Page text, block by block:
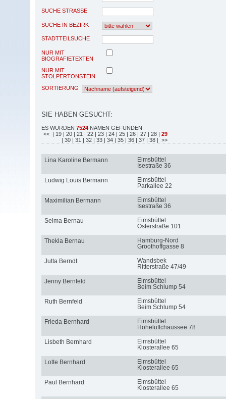
SUCHE STRASSE
SUCHE IN BEZIRK
STADTTEILSUCHE
NUR MIT
BIOGRAFIETEXTEN
NUR MIT
STOLPERTONSTEIN
SORTIERUNG
SIE HABEN GESUCHT:
ES WURDEN 7524 NAMEN GEFUNDEN
<< | 19 | 20 | 21 | 22 | 23 | 24 | 25 | 26 | 27 | 28 | 29
| 30 | 31 | 32 | 33 | 34 | 35 | 36 | 37 | 38 | >>
Lina Karoline Bermann
Eimsbüttel
Isestraße 36
Ludwig Louis Bermann
Eimsbüttel
Parkallee 22
Maximilian Bermann
Eimsbüttel
Isestraße 36
Selma Bernau
Eimsbüttel
Osterstraße 101
Thekla Bernau
Hamburg-Nord
Groothoffgasse 8
Jutta Berndt
Wandsbek
Ritterstraße 47/49
Jenny Bernfeld
Eimsbüttel
Beim Schlump 54
Ruth Bernfeld
Eimsbüttel
Beim Schlump 54
Frieda Bernhard
Eimsbüttel
Hoheluftchaussee 78
Lisbeth Bernhard
Eimsbüttel
Klosterallee 65
Lotte Bernhard
Eimsbüttel
Klosterallee 65
Paul Bernhard
Eimsbüttel
Klosterallee 65